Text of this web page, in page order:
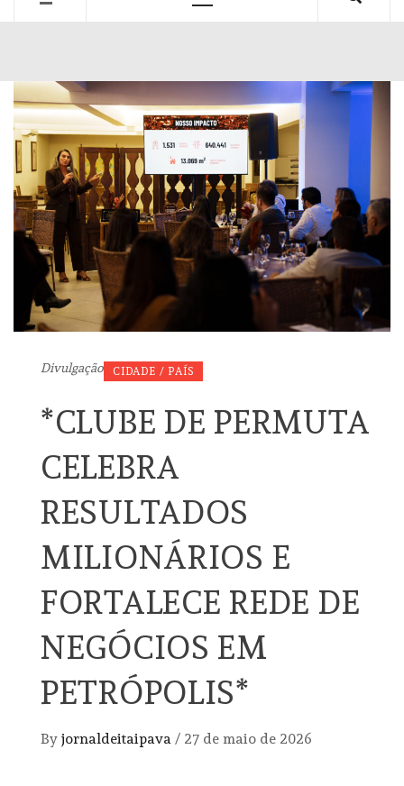
Divulgação CIDADE / PAÍS
*CLUBE DE PERMUTA
CELEBRA
RESULTADOS
MILIONÁRIOS E
FORTALECE REDE DE
NEGÓCIOS EM
PETRÓPOLIS*
By jornaldeitaipava / 27 de maio de 2026